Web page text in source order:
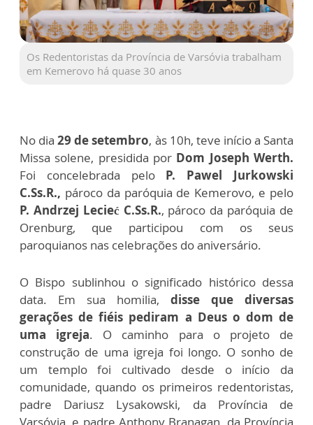
Os Redentoristas da Província de Varsóvia trabalham
em Kemerovo há quase 30 anos
No dia29 de setembro, às 10h, teve início a Santa
Missa solene, presidida por Dom Joseph Werth.
Foi concelebrada pelo P. Pawel Jurkowski
C.Ss.R., pároco da paróquia de Kemerovo, e pelo
P. Andrzej Lecieć C.Ss.R., pároco da paróquia de
Orenburg, que participou com os seus
paroquianos nas celebrações do aniversário.
O Bispo sublinhou o significado histórico dessa
data. Em sua homilia, disse que diversas
gerações de fiéis pediram a Deus o dom de
uma igreja. O caminho para o projeto de
construção de uma igreja foi longo. O sonho de
um templo foi cultivado desde o início da
comunidade, quando os primeiros redentoristas,
padre Dariusz Lysakowski, da Província de